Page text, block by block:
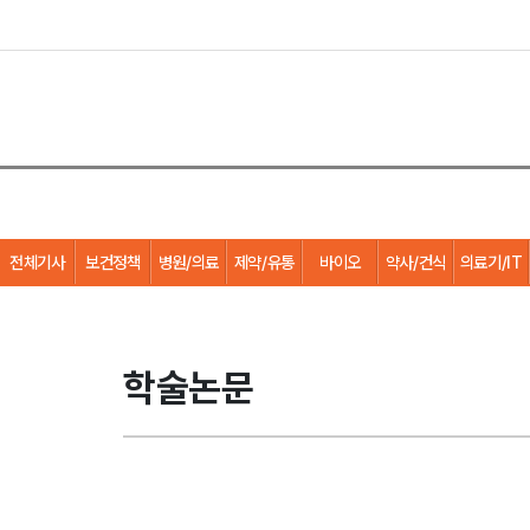
전체기사 보건정책 병원/의료 제약/유통 바이오 약사/건식 의료기/IT
학술논문